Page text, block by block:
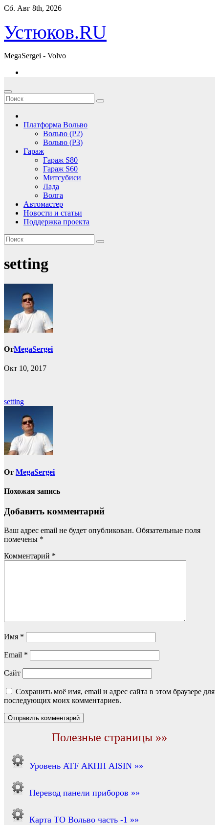
Перейти
содержимому
Сб. Авг 8th, 2026
Устюков.RU
MegaSergei - Volvo
Платформа Вольво
Вольво (P2)
Вольво (P3)
Гараж
Гараж S80
Гараж S60
Митсубиси
Лада
Волга
Автомастер
Новости и статьи
Поддержка проекта
setting
ОтMegaSergei
Окт 10, 2017
Навигация
записям
setting
От MegaSergei
Похожая запись
Добавить комментарий
Ваш адрес email не будет опубликован. Обязательные поля
помечены *
Комментарий *
Имя *
Email *
Сайт
Сохранить моё имя, email и адрес сайта в этом браузере для
последующих моих комментариев.
Полезные страницы »»
Уровень ATF АКПП AISIN »»
Перевод панели приборов »»
Карта ТО Вольво часть -1 »»